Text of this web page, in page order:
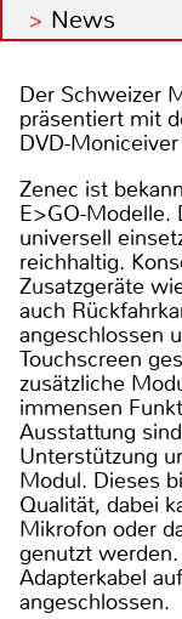
News
Der Schweizer
präsentiert mit
DVD-
Zenec ist
E>GO-Modelle.
universell
reichhaltig.
Zusatzgeräte
auch
angeschlossen
Touchscreen
zusätzliche
immensen
Ausstattung
Unterstützung
Modul. Dieses
Qualität, dabei
Mikrofon oder
genutzt
Adapterkabel
angeschlossen.